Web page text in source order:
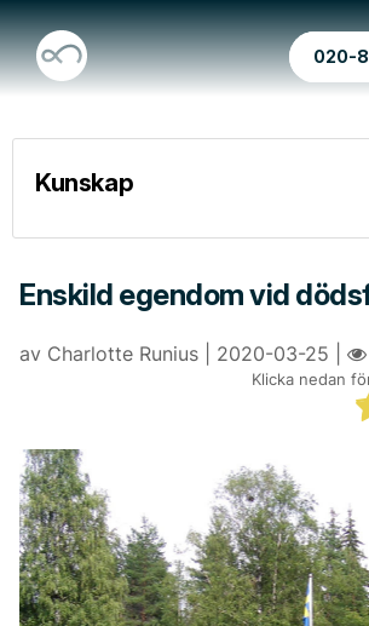
020-
Kunskap
Ekonomi
Juridik
Enskild egendom vid
av Charlotte Runius | 2020-03-25 |
Klicka nedan